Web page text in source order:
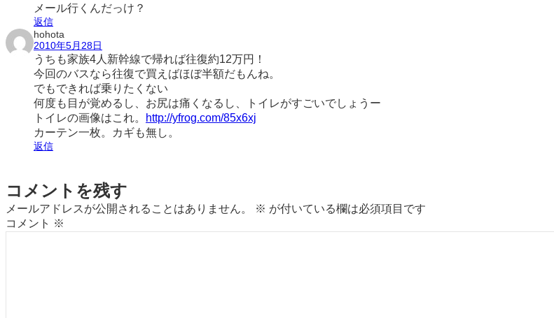
メール行くんだっけ？
返信
hohota
2010年5月28日
うちも家族4人新幹線で帰れば往復約12万円！
今回のバスなら往復で買えばほぼ半額だもんね。
でもできれば乗りたくない
何度も目が覚めるし、お尻は痛くなるし、トイレがすごいでしょうー
トイレの画像はこれ。
http://yfrog.com/85x6xj
カーテン一枚。カギも無し。
返信
コメントを残す
メールアドレスが公開されることはありません。 ※ が付いている欄は必須項目です
コメント ※